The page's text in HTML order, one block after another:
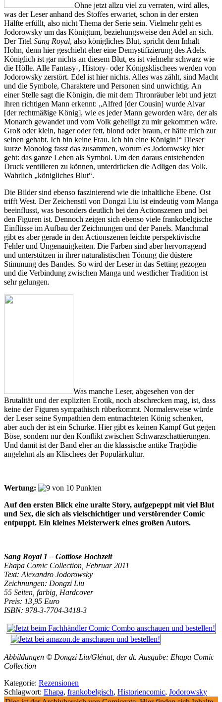
Ohne jetzt allzu viel zu verraten, wird alles,
was der Leser anhand des Stoffes erwartet, schon in der ersten
Hälfte erfüllt, also nicht Thema der Serie sein. Vielmehr geht es
Jodorowsky um das Königtum, beziehungsweise den Adel an sich.
Der Titel Sang Royal, also königliches Blut, spricht dem Inhalt
Hohn, denn hier geschieht eher eine Demystifizierung des Adels.
Königlich ist gar nichts an diesem Blut, es ist vielmehr schwarz wie
die Hölle. Alle Fantasy-, History- oder Königsklischees werden von
Jodorowsky zerstört. Edel ist hier nichts. Alles was zählt, sind Macht
und die Symbole, Charaktere und Personen sind unwichtig. An
einer Stelle sagt die Königin, die mit dem Thronräuber lebt und jetzt
ihren richtigen Mann erkennt: „Alfred [der Cousin] wurde Alvar
[der rechtmäßige König], wie es jeder Mann geworden wäre, der als
Monarch gewandet und vom Volk geheiligt zu mir gekommen wäre.
Groß oder klein, hager oder fett, blond oder braun, er hätte mich zur
seinen gehabt. Ich bin keine Frau. Ich bin eine Königin!“ Dieser
kurze Monolog fasst das zusammen, worum es Jodorowsky hier
geht: das ganze Leben als Symbol. Um den daraus entstehenden
Druck ventilieren zu können, unterdrücken die Adligen das Volk.
Wahrlich „königliches Blut“.
Die Bilder sind ebenso faszinierend wie die inhaltliche Ebene. Ost
trifft West. Der Zeichenstil von Dongzi Liu ist eindeutig vom Manga
beeinflusst, was besonders deutlich bei den Actionszenen und bei
den Figuren ist. Dennoch zeigen sich ebenso viele frankobelgische
Einflüsse im Aufbau der Zeichnungen und der Panels. Manchmal
gibt es aber gerade in den Actionszenen leichte perspektivische
Fehler und Ungenauigkeiten. Die Farben sind aber hervorragend
und unterstützen in ihrer naturalistischen Tönung die düstere
Stimmung des Bandes. So wird der Leser in das Setting gezogen
und die Verbindung zwischen Manga und westlicher Tradition ist
sehr gelungen.
Was manche Leser, abgesehen von der
Brutalität und der expliziten Erotik, noch abschrecken mag, ist, dass
keine der Figuren sympathisch rüberkommt. Normalerweise würde
der Leser seine Sympathien dem entmachteten König schenken,
aber auch der ist ein Schurke. Hier gibt es keinen Kampf Gut gegen
Böse, sondern nur den Konflikt zwischen Schwarzschattierungen.
Und damit ist der Band eher an die klassische antike Tragödie
angelehnt als an Klischees der Populärkultur.
Wertung:
Auf den ersten Blick eine uralte Story, aufgepeppt mit viel Blut
und Sex, die sich als vielschichtiger und verstörender Comic
entpuppt. Ein kleines Meisterwerk eines großen Autors.
Sang Royal 1 – Gottlose Hochzeit
Ehapa Comic Collection, Februar 2011
Text: Alexandro Jodorowsky
Zeichnungen: Dongzi Liu
55 Seiten, farbig, Hardcover
Preis: 13,95 Euro
ISBN: 978-3-7704-3418-3
Abbildungen © Dongzi Liu/Glénat, der dt. Ausgabe: Ehapa Comic
Collection
Kategorie: Rezensionen
Schlagwort: Ehapa, frankobelgisch, Historiencomic, Jodorowsky